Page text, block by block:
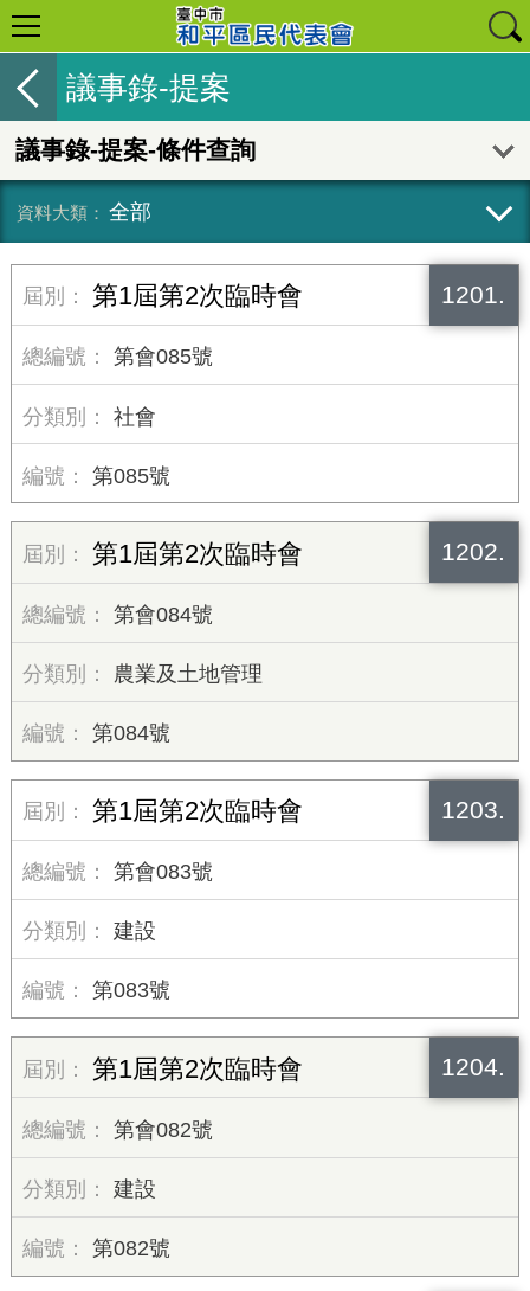
議事錄-提案
議事錄-提案-條件查詢
全部
1201.
第1屆第2次臨時會
第會085號
社會
第085號
1202.
第1屆第2次臨時會
第會084號
農業及土地管理
第084號
1203.
第1屆第2次臨時會
第會083號
建設
第083號
1204.
第1屆第2次臨時會
第會082號
建設
第082號